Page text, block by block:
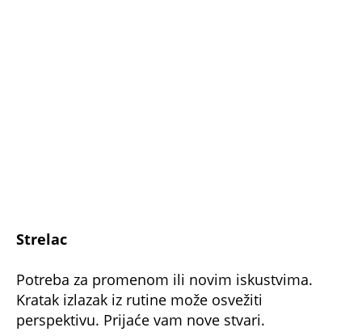
Strelac
Potreba za promenom ili novim iskustvima.
Kratak izlazak iz rutine može osvežiti
perspektivu. Prijaće vam nove stvari.